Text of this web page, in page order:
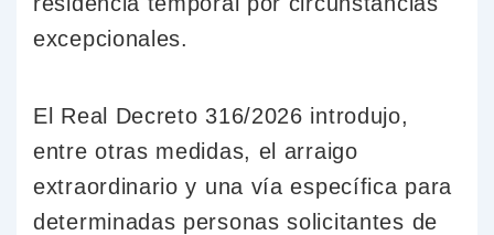
excepcionales.
El Real Decreto 316/2026 introdujo,
entre otras medidas, el arraigo
extraordinario y una vía específica para
determinadas personas solicitantes de